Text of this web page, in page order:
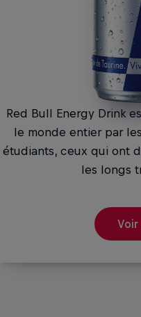
Red Bull Energy Drink
le monde entier par
étudiants, ceux qui ont
les longs